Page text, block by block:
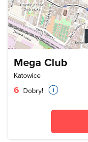
Mega Club
Katowice
6 Dobry!